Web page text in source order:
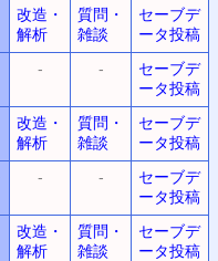
改造・
解析
質問・
雑談
セーブデ
ータ投稿
- -
セーブデ
ータ投稿
改造・
解析
質問・
雑談
セーブデ
ータ投稿
- -
セーブデ
ータ投稿
改造・
解析
質問・
雑談
セーブデ
ータ投稿